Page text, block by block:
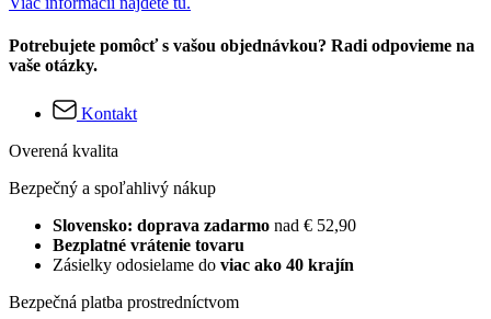
Potrebujete pomôcť s vašou objednávkou? Radi odpovieme na
vaše otázky.
Kontakt
Overená kvalita
Bezpečný a spoľahlivý nákup
Slovensko: doprava zadarmo nad € 52,90
Bezplatné vrátenie tovaru
Zásielky odosielame do viac ako 40 krajín
Bezpečná platba prostredníctvom